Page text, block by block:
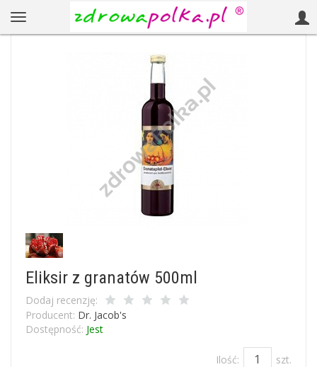
Eliksir z granatów 500ml
Dodaj recenzję:
Producent: Dr. Jacob's
Dostępność: Jest
Ilość: szt.